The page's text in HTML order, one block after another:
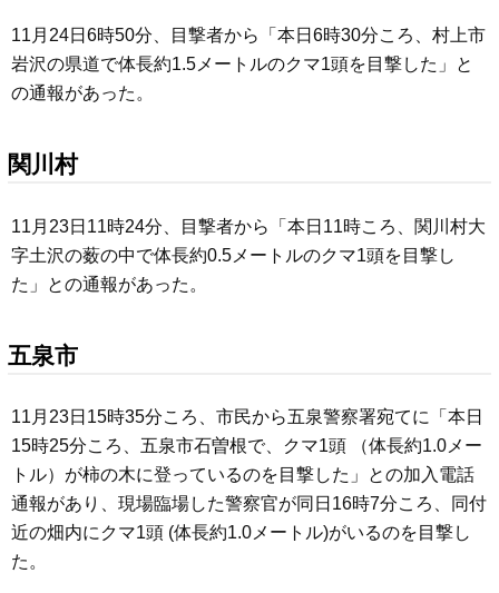
11月24日6時50分、目撃者から「本日6時30分ころ、村上市
岩沢の県道で体長約1.5メートルのクマ1頭を目撃した」と
の通報があった。
関川村
11月23日11時24分、目撃者から「本日11時ころ、関川村大
字土沢の薮の中で体長約0.5メートルのクマ1頭を目撃し
た」との通報があった。
五泉市
11月23日15時35分ころ、市民から五泉警察署宛てに「本日
15時25分ころ、五泉市石曽根で、クマ1頭 （体長約1.0メー
トル）が柿の木に登っているのを目撃した」との加入電話
通報があり、現場臨場した警察官が同日16時7分ころ、同付
近の畑内にクマ1頭 (体長約1.0メートル)がいるのを目撃し
た。